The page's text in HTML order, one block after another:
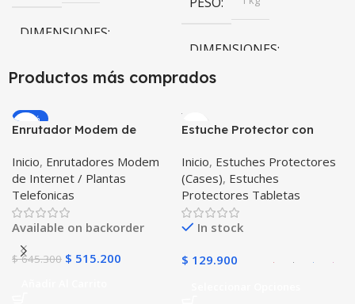
DIMENSIONES
10 × 10 × 10 cm
DIMENSIONES
Productos más comprados
-20%
Enrutador Modem de
Libre Todo Operador 4G
LTE SIMCARD
Inicio, Enrutadores Modem
de Internet / Plantas
Telefonicas
Available on backorder
$645.300 $ 515.200
Estuche Protector con
Tablet Samsung Galaxy
Tab A8 10.5 2021 – 2022
SM-x200 SM-x205 Anti
golpes con soporte
Inicio, Estuches Protectores
(Cases), Estuches
Protectores Tabletas
In stock
$ 129.900